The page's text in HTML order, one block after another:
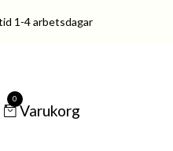
1-4 arbetsdagar
0
Varukorg